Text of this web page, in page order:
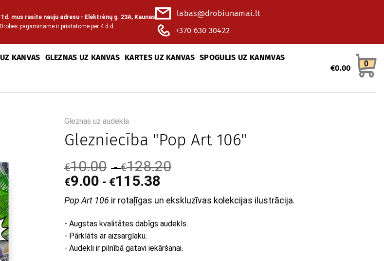
1d. mus rasite nauju adresu - Elektrėnų g. 23A, Kaunas
Drobes pagaminame ir pristatome per 4 d.d.
labas@drobiunamai.lt
+370 630 30422
KANVAS GLEZNAS UZ KANVAS KARTES UZ KANVAS SPOGULIS UZ KANMVAS
€0.00 0
Gleznas uz audekla
Glezniecība "Pop Art 106"
€10.00 -€128.20
€9.00 - €115.38
Pop Art 106 ir rotaļīgas un ekskluzīvas kolekcijas ilustrācija.
- Augstas kvalitātes dabīgs audekls.
- Pārklāts ar aizsarglaku.
- Audekli ir pilnībā gatavi iekāršanai.